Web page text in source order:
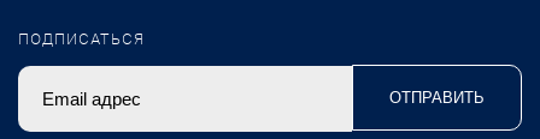
ПОДПИСАТЬСЯ
ОТПРАВИТЬ